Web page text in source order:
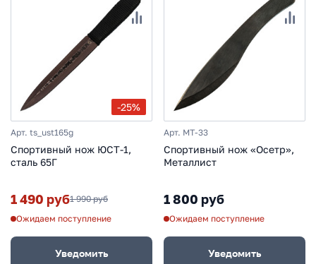
-25%
Арт. ts_ust165g
Спортивный нож ЮСТ-1,
сталь 65Г
1 490 руб1 990 руб
Ожидаем поступление
Уведомить
Арт. MT-33
Спортивный нож «Осетр»,
Металлист
1 800 руб
Ожидаем поступление
Уведомить